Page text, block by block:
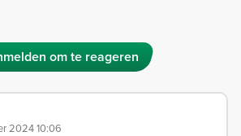
om te reageren
2024 10:06